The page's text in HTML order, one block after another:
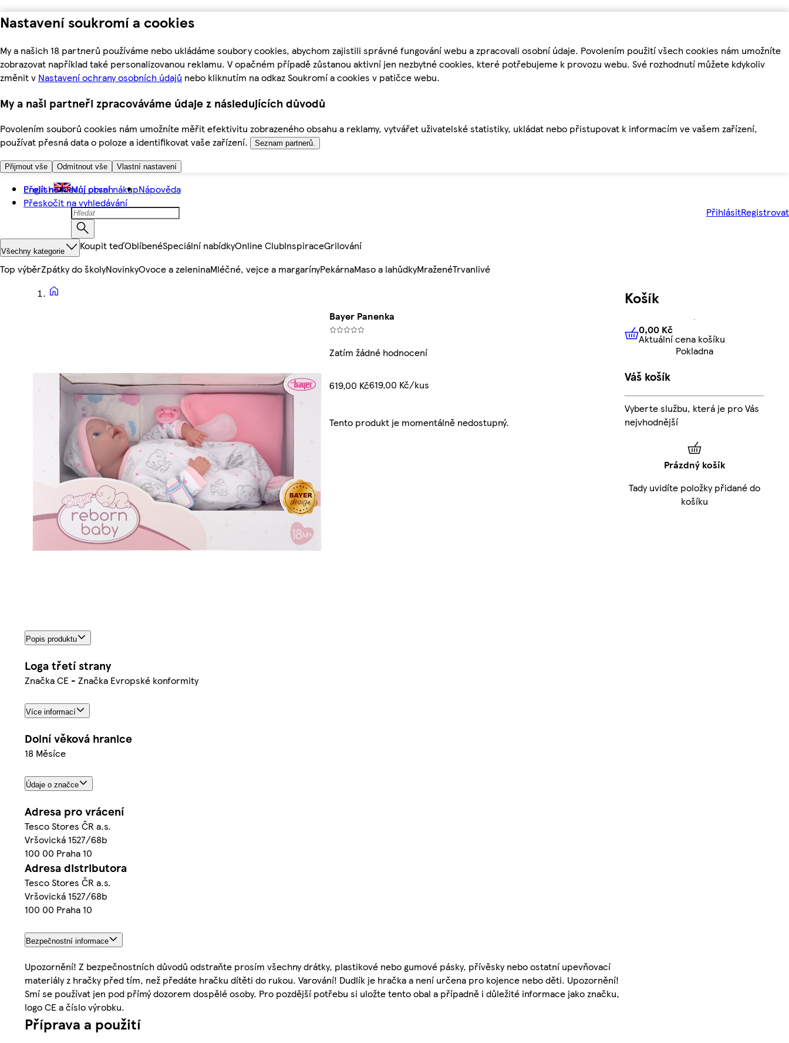
Nastavení soukromí a cookies
My a našich 18 partnerů používáme nebo ukládáme soubory cookies, abychom zajistili správné fungování webu a zpracovali osobní údaje. Povolením použití všech cookies nám umožníte
zobrazovat například také personalizovanou reklamu. V opačném případě zůstanou aktivní jen nezbytné cookies, které potřebujeme k provozu webu. Své rozhodnutí můžete kdykoliv
změnit v Nastavení ochrany osobních údajů nebo kliknutím na odkaz Soukromí a cookies v patičce webu.
My a naši partneři zpracováváme údaje z následujících důvodů
Povolením souborů cookies nám umožníte měřit efektivitu zobrazeného obsahu a reklamy, vytvářet uživatelské statistiky, ukládat nebo přistupovat k informacím ve vašem zařízení,
používat přesná data o poloze a identifikovat vaše zařízení.
Seznam partnerů.
Přijmout vše Odmítnout vše Vlastní nastavení
Přejít na hlavní obsah
Přeskočit na vyhledávání
English Můj první nákupNápověda
PřihlásitRegistrovat
Všechny kategorie Koupit teďOblíbenéSpeciální nabídkyOnline ClubInspiraceGrilování
Top výběrZpátky do školyNovinkyOvoce a zeleninaMléčné, vejce a margarínyPekárnaMaso a lahůdkyMraženéTrvanlivé
Bayer Panenka
Zatím žádné hodnocení
619,00 Kč619,00 Kč/kus
Tento produkt je momentálně nedostupný.
Popis produktu
Loga třetí strany
Značka CE - Značka Evropské konformity
Více informací
Dolní věková hranice
18 Měsíce
Údaje o značce
Adresa pro vrácení
Tesco Stores ČR a.s.
Vršovická 1527/68b
100 00 Praha 10
Adresa distributora
Tesco Stores ČR a.s.
Vršovická 1527/68b
100 00 Praha 10
Bezpečnostní informace
Upozornění! Z bezpečnostních důvodů odstraňte prosím všechny drátky, plastikové nebo gumové pásky, přívěsky nebo ostatní upevňovací
materiály z hračky před tím, než předáte hračku dítěti do rukou. Varování! Dudlík je hračka a není určena pro kojence nebo děti. Upozornění!
Smí se používat jen pod přímý dozorem dospělé osoby. Pro pozdější potřebu si uložte tento obal a případně i důležité informace jako značku,
logo CE a číslo výrobku.
Příprava a použití
Košík
0,00 KčAktuální cena košíku
0,00 Kč
Aktuální cena košíku
Pokladna
Váš košík
Vyberte službu, která je pro Vás
nejvhodnější
Prázdný košík
Tady uvidíte položky přidané do
košíku